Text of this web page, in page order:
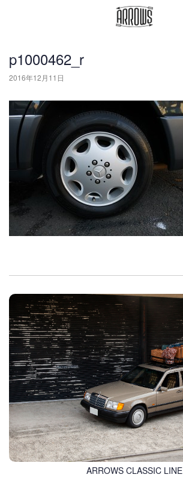
p1000462_r
2016年12月11日
ARROWS CLASSIC LINE